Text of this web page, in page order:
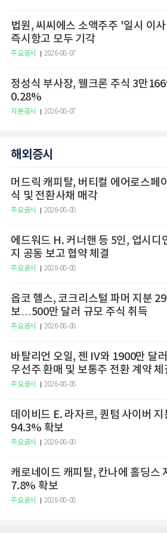
법원, 씨씨에스 소액주주 '일시 이
즉시항고 모두 기각
주요공시 2026-08-07
정성식 부사장, 웰크론 주식 3만1669주 ↑…
0.28%
지분공시 2026-08-07
해외증시
머드릭 캐피탈, 버티컬 에어로스페
식 및 전환사채 매각
주요공시 2026-08-08
에드워드 H. 커너핸 등 5인, 업시디
지 공동 보고 협약 체결
주요공시 2026-08-08
옵코 헬스, 코크리스털 파머 지분
보…500만 달러 규모 주식 취득
주요공시 2026-08-08
바탈리언 오일, 젠 IV와 1900만 달
우선주 환매 및 보통주 전환 계약 체
주요공시 2026-08-08
데이비드 E. 라자르, 퀀텀 사이버 지
94.3% 확보
주요공시 2026-08-08
캐로네이드 캐피탈, 칸나에 홀딩스
7.8% 확보
주요공시 2026-08-08